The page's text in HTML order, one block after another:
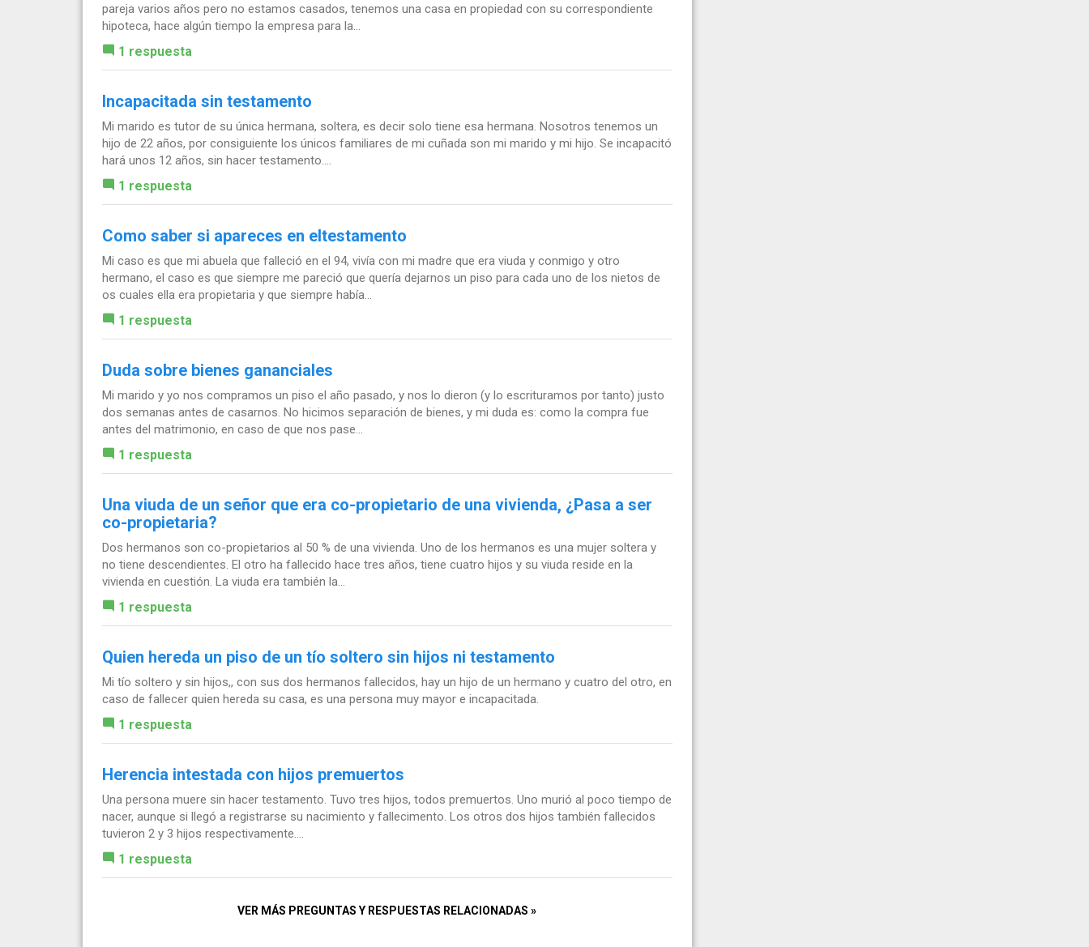
pareja varios años pero no estamos casados, tenemos una casa en propiedad con su correspondiente
hipoteca, hace algún tiempo la empresa para la...
1 respuesta
Incapacitada sin testamento
Mi marido es tutor de su única hermana, soltera, es decir solo tiene esa hermana. Nosotros tenemos un
hijo de 22 años, por consiguiente los únicos familiares de mi cuñada son mi marido y mi hijo. Se incapacitó
hará unos 12 años, sin hacer testamento....
1 respuesta
Como saber si apareces en eltestamento
Mi caso es que mi abuela que falleció en el 94, vivía con mi madre que era viuda y conmigo y otro
hermano, el caso es que siempre me pareció que quería dejarnos un piso para cada uno de los nietos de
os cuales ella era propietaria y que siempre había...
1 respuesta
Duda sobre bienes gananciales
Mi marido y yo nos compramos un piso el año pasado, y nos lo dieron (y lo escrituramos por tanto) justo
dos semanas antes de casarnos. No hicimos separación de bienes, y mi duda es: como la compra fue
antes del matrimonio, en caso de que nos pase...
1 respuesta
Una viuda de un señor que era co-propietario de una vivienda, ¿Pasa a ser
co-propietaria?
Dos hermanos son co-propietarios al 50 % de una vivienda. Uno de los hermanos es una mujer soltera y
no tiene descendientes. El otro ha fallecido hace tres años, tiene cuatro hijos y su viuda reside en la
vivienda en cuestión. La viuda era también la...
1 respuesta
Quien hereda un piso de un tío soltero sin hijos ni testamento
Mi tío soltero y sin hijos,, con sus dos hermanos fallecidos, hay un hijo de un hermano y cuatro del otro, en
caso de fallecer quien hereda su casa, es una persona muy mayor e incapacitada.
1 respuesta
Herencia intestada con hijos premuertos
Una persona muere sin hacer testamento. Tuvo tres hijos, todos premuertos. Uno murió al poco tiempo de
nacer, aunque si llegó a registrarse su nacimiento y fallecimento. Los otros dos hijos también fallecidos
tuvieron 2 y 3 hijos respectivamente....
1 respuesta
VER MÁS PREGUNTAS Y RESPUESTAS RELACIONADAS »